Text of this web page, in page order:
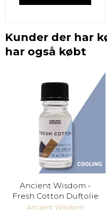
Kunder der har
har også købt
Ancient Wisdom -
Fresh Cotton Duftolie
Ancient Wisdom